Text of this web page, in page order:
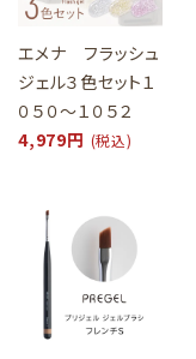
エメナ フラッシュ
ジェル３色セット１
０５０～１０５２
4,979円 (税込)